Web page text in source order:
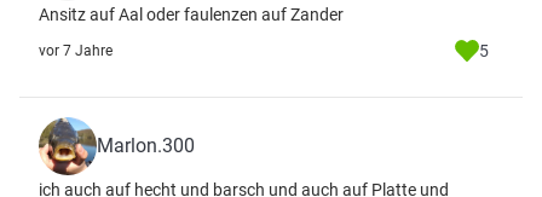
Ansitz auf Aal oder faulenzen auf Zander
vor 7 Jahre 5
Marlon.300
ich auch auf hecht und barsch und auch auf Platte und